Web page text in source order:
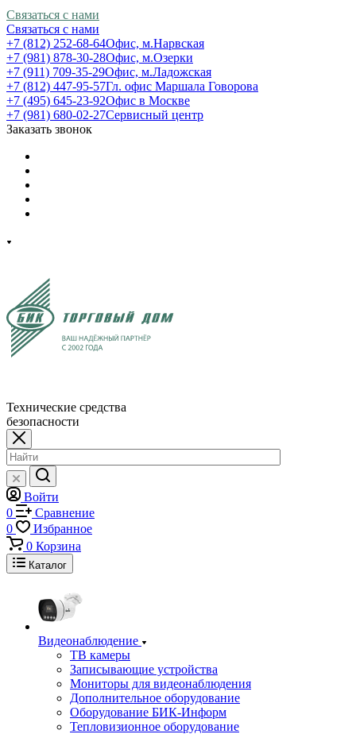
Связаться с нами
Связаться с нами
+7 (812) 252-68-64Офис, м.Нарвская
+7 (981) 878-30-28Офис, м.Озерки
+7 (911) 709-35-29Офис, м.Ладожская
+7 (812) 447-95-57Гл. офис Маршала Говорова
+7 (495) 645-23-92Офис в Москве
+7 (981) 680-02-27Сервисный центр
Заказать звонок
Технические средства
безопасности
Войти
0
Сравнение
0
Избранное
0 Корзина
Каталог
Видеонаблюдение
ТВ камеры
Записывающие устройства
Мониторы для видеонаблюдения
Дополнительное оборудование
Оборудование БИК-Информ
Тепловизионное оборудование